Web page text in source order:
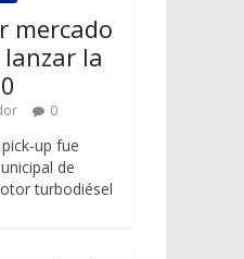
mercado
la
0
up fue
de
turbodiésel